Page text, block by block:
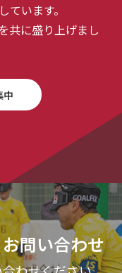
ています。
共に盛り上げまし
中
問い合わせ